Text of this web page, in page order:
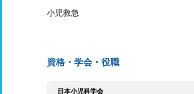
小児救急
資格・学会・役職
日本小児科学会